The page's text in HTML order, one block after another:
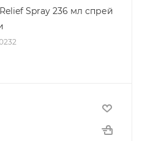
Spray 236 мл спрей